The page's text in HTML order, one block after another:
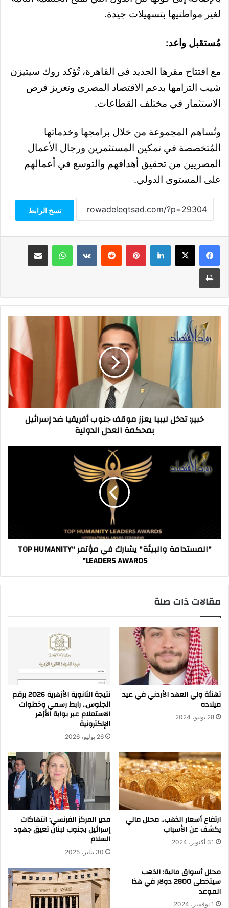
لغير مواطنيها بتسهيلات جيدة.
مُستقبل واعد:
مع افتتاح مقرها الجديد في القاهرة، تُؤكد روك سيتيزن
شيب التزامها بدعم الاقتصاد المصري وتعزيز فرص
الاستثمار في مختلف القطاعات.
وتُساهم المجموعة من خلال برامجها وخدماتها
المُتخصصة في تمكين المستثمرين ورجال الأعمال
المصريين من تحقيق أهدافهم والتوسع في أعمالهم
على المستوى الدولي.
نسخ الرابط
فيسبوك‫X لينكدإن بينتيريست واتساب مشاركة عبر البريد
طباعة
خبير:
تدخل
ليبيا
إسرائيل
بمحكمةخبير: تدخل ليبيا يعزز موقف جنوب أفريقيا ضد إسرائيل
بمحكمة العدل الدولية
"المستدامة
والبيئة"
يشارك
AWARDS"
"المستدامة والبيئة" يشارك في مؤتمر "TOP HUMANITY
LEADERS AWARDS"
مقالات ذات صلة
تهنئة ولي العهد الأردني في عيد
ميلاده
28 يونيو، 2024
نتيجة الثانوية الأزهرية 2026 برقم
الجلوس.. رابط رسمي وخطوات
الاستعلام عبر بوابة الأزهر
الإلكترونية
26 يوليو، 2026
ارتفاع أسعار الذهب.. محلل مالي
يكشف عن الأسباب
31 أكتوبر، 2024
مدير المركز الفرنسي: انتهاكات
إسرائيل بجنوب لبنان تعيق جهود
السلام
30 يناير، 2025
محلل أسواق مالية: الذهب
سيتخطى 2800 دولار في هذا
الموعد
1 نوفمبر، 2024